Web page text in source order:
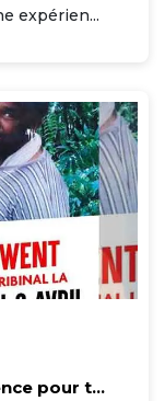
expérien...
pour t...